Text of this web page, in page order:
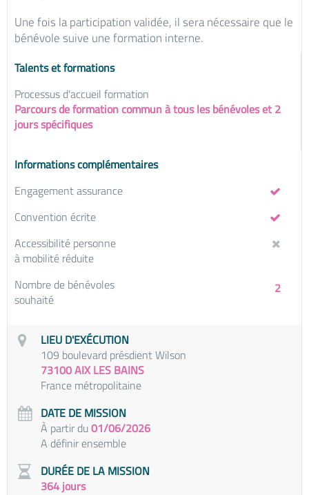
Une fois la participation validée, il sera nécessaire que le
bénévole suive une formation interne.
Talents et formations
Processus d'accueil formation
Parcours de formation commun à tous les bénévoles et 2
jours spécifiques
Informations complémentaires
Engagement assurance
Convention écrite
Accessibilité personne
à mobilité réduite
2
Nombre de bénévoles
souhaité
LIEU D'EXÉCUTION
109 boulevard présdient Wilson
73100 AIX LES BAINS
France métropolitaine
DATE DE MISSION
À partir du01/06/2026
A définir ensemble
DURÉE DE LA MISSION
364 jours